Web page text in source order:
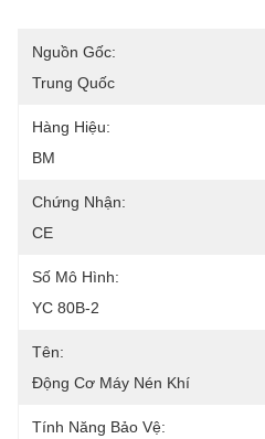
Nguồn Gốc:
Trung Quốc
Hàng Hiệu:
BM
Chứng Nhận:
CE
Số Mô Hình:
YC 80B-2
Tên:
Động Cơ Máy Nén Khí
Tính Năng Bảo Vệ: